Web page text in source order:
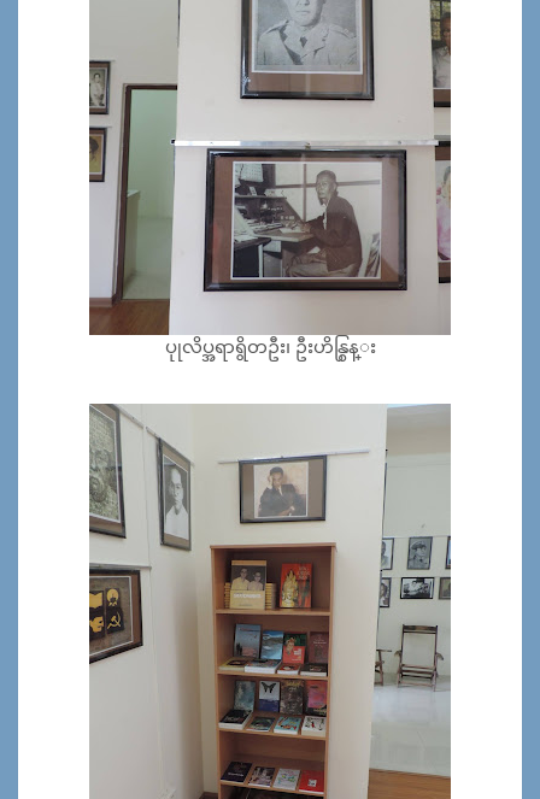
ပုုလိပ္အရာရွိတဦး၊ ဦးဟိန္စြန္း